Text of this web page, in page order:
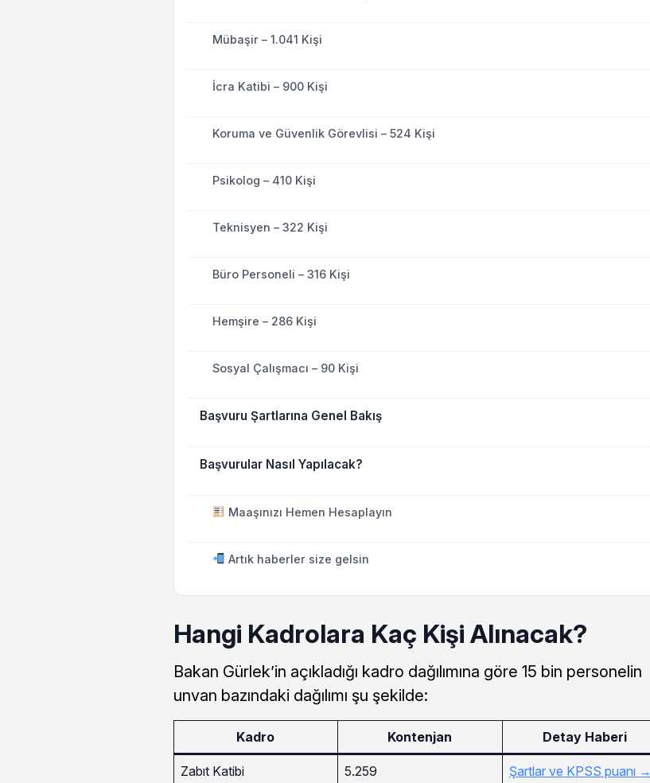
Mübaşir – 1.041 Kişi
İcra Katibi – 900 Kişi
Koruma ve Güvenlik Görevlisi – 524 Kişi
Psikolog – 410 Kişi
Teknisyen – 322 Kişi
Büro Personeli – 316 Kişi
Hemşire – 286 Kişi
Sosyal Çalışmacı – 90 Kişi
Başvuru Şartlarına Genel Bakış
Başvurular Nasıl Yapılacak?
Maaşınızı Hemen Hesaplayın
Artık haberler size gelsin
Hangi Kadrolara Kaç Kişi Alınacak?
Bakan Gürlek’in açıkladığı kadro dağılımına göre 15 bin personelin
unvan bazındaki dağılımı şu şekilde:
Kadro Kontenjan Detay Haberi
Zabıt Katibi 5.259 Şartlar ve KPSS puanı →